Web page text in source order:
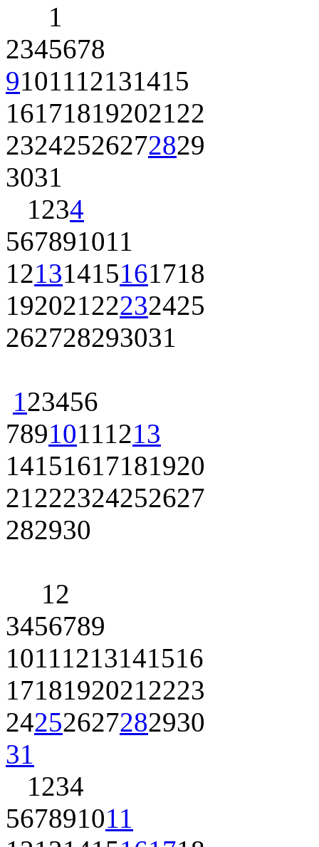
1
2345678
9101112131415
16171819202122
23242526272829
3031
1234
567891011
12131415161718
19202122232425
262728293031
123456
78910111213
14151617181920
21222324252627
282930
12
3456789
10111213141516
17181920212223
24252627282930
31
1234
567891011